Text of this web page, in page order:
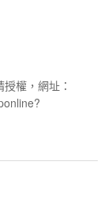
權，網址：